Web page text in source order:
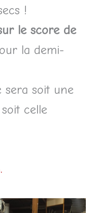
!
le score de
la demi-
sera soit une
celle